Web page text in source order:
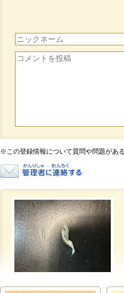
※この登録情報について質問や問題があ